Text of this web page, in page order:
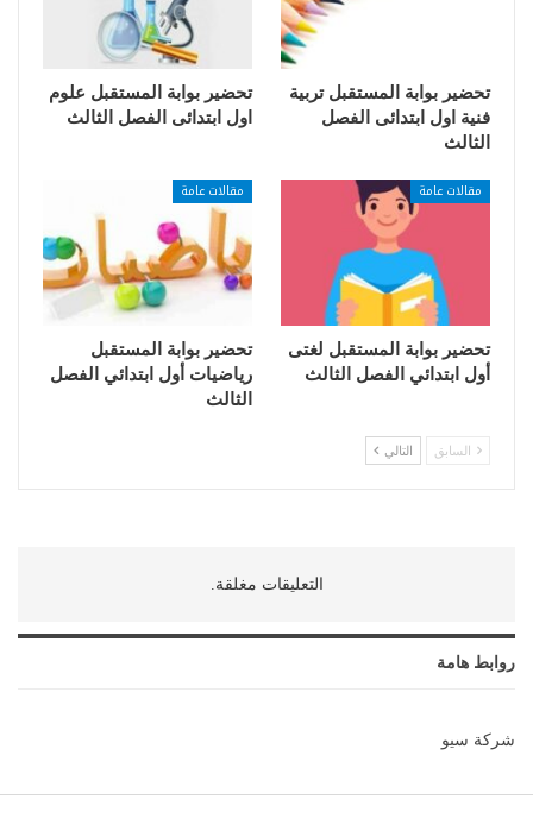
تحضير بوابة المستقبل تربية
فنية اول ابتدائى الفصل
الثالث
تحضير بوابة المستقبل علوم
اول ابتدائى الفصل الثالث
مقالات عامة
تحضير بوابة المستقبل لغتى
أول ابتدائي الفصل الثالث
مقالات عامة
تحضير بوابة المستقبل
رياضيات أول ابتدائي الفصل
الثالث
السابق التالي
التعليقات مغلقة.
روابط هامة
شركة سيو